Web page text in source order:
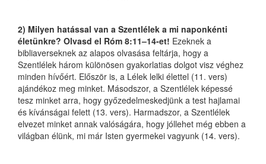
2) Milyen hatással van a Szentlélek a mi naponkénti
életünkre? Olvasd el Róm 8:11–14-et! Ezeknek a
bibliaverseknek az alapos olvasása feltárja, hogy a
Szentlélek három különösen gyakorlatias dolgot visz véghez
minden hívőért. Először is, a Lélek lelki élettel (11. vers)
ajándékoz meg minket. Másodszor, a Szentlélek képessé
tesz minket arra, hogy győzedelmeskedjünk a test hajlamai
és kívánságai felett (13. vers). Harmadszor, a Szentlélek
elvezet minket annak valóságára, hogy jóllehet még ebben a
világban élünk, mi már Isten gyermekei vagyunk (14. vers).